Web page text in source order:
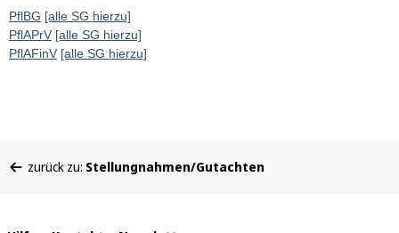
PflBG [alle SG hierzu]
PflAPrV [alle SG hierzu]
PflAFinV [alle SG hierzu]
befinden
zurück zu: Stellungnahmen/Gutachten